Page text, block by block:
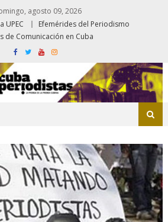
agosto 09, 2026
UPEC
Efemérides del Periodismo
de Comunicación en Cuba